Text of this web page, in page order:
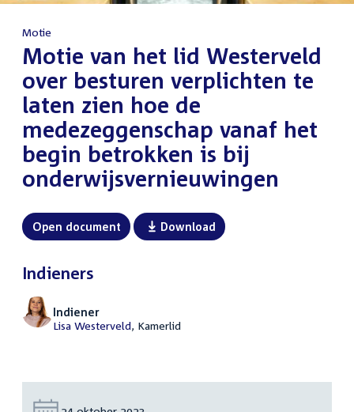
Motie
:Motie van het lid Westerveld
over besturen verplichten te
laten zien hoe de
medezeggenschap vanaf het
begin betrokken is bij
onderwijsvernieuwingen
Open document Download
Indieners
Indiener
Lisa Westerveld, Kamerlid